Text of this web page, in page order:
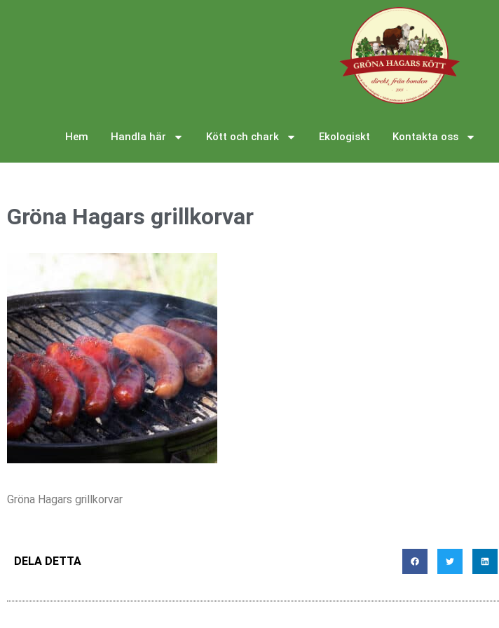
Hem Handla här Kött och chark Ekologiskt Kontakta oss
Gröna Hagars grillkorvar
Gröna Hagars grillkorvar
DELA DETTA